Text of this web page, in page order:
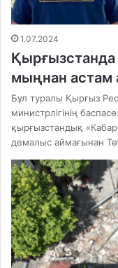
1.07.2024
Қырғызстанда
мыңнан астам
Бұл туралы Қырғыз
министрлігінің
қырғызстандық
демалыс аймағынан